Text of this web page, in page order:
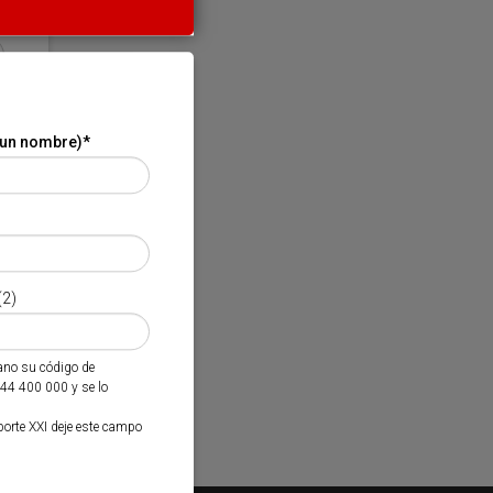
nombre)*
su código de
400 000 y se lo
XXI deje este campo